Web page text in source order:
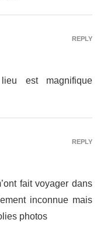
est magnifique
REPLY
fait voyager dans
inconnue mais
photos
REPLY